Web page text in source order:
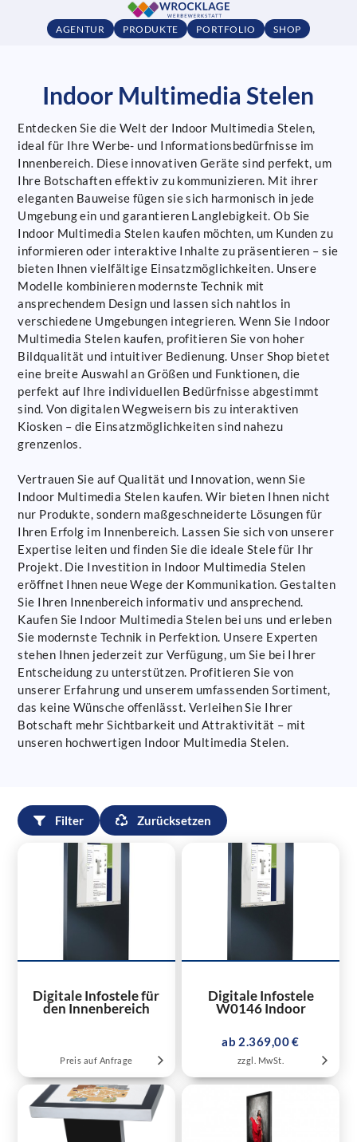
AGENTUR PRODUKTE PORTFOLIO SHOP
Indoor Multimedia Stelen
Entdecken Sie die Welt der Indoor Multimedia Stelen,
ideal für Ihre Werbe- und Informationsbedürfnisse im
Innenbereich. Diese innovativen Geräte sind perfekt, um
Ihre Botschaften effektiv zu kommunizieren. Mit ihrer
eleganten Bauweise fügen sie sich harmonisch in jede
Umgebung ein und garantieren Langlebigkeit. Ob Sie
Indoor Multimedia Stelen kaufen möchten, um Kunden zu
informieren oder interaktive Inhalte zu präsentieren – sie
bieten Ihnen vielfältige Einsatzmöglichkeiten. Unsere
Modelle kombinieren modernste Technik mit
ansprechendem Design und lassen sich nahtlos in
verschiedene Umgebungen integrieren. Wenn Sie Indoor
Multimedia Stelen kaufen, profitieren Sie von hoher
Bildqualität und intuitiver Bedienung. Unser Shop bietet
eine breite Auswahl an Größen und Funktionen, die
perfekt auf Ihre individuellen Bedürfnisse abgestimmt
sind. Von digitalen Wegweisern bis zu interaktiven
Kiosken – die Einsatzmöglichkeiten sind nahezu
grenzenlos.
Vertrauen Sie auf Qualität und Innovation, wenn Sie
Indoor Multimedia Stelen kaufen. Wir bieten Ihnen nicht
nur Produkte, sondern maßgeschneiderte Lösungen für
Ihren Erfolg im Innenbereich. Lassen Sie sich von unserer
Expertise leiten und finden Sie die ideale Stele für Ihr
Projekt. Die Investition in Indoor Multimedia Stelen
eröffnet Ihnen neue Wege der Kommunikation. Gestalten
Sie Ihren Innenbereich informativ und ansprechend.
Kaufen Sie Indoor Multimedia Stelen bei uns und erleben
Sie modernste Technik in Perfektion. Unsere Experten
stehen Ihnen jederzeit zur Verfügung, um Sie bei Ihrer
Entscheidung zu unterstützen. Profitieren Sie von
unserer Erfahrung und unserem umfassenden Sortiment,
das keine Wünsche offenlässt. Verleihen Sie Ihrer
Botschaft mehr Sichtbarkeit und Attraktivität – mit
unseren hochwertigen Indoor Multimedia Stelen.
Filter Zurücksetzen
Digitale Infostele für
den Innenbereich
Preis auf Anfrage
Digitale Infostele
W0146 Indoor
ab 2.369,00 €
zzgl. MwSt.